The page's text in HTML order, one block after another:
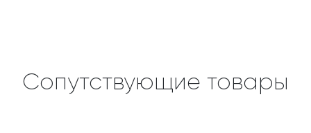
Сопутствующие товары